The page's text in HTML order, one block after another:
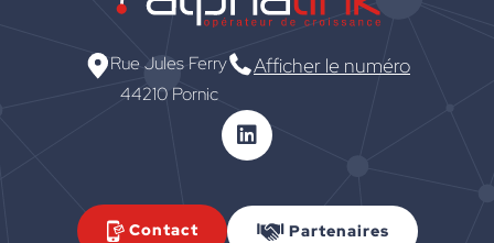
Rue Jules Ferry
44210 Pornic
Afficher le numéro
Contact Partenaires